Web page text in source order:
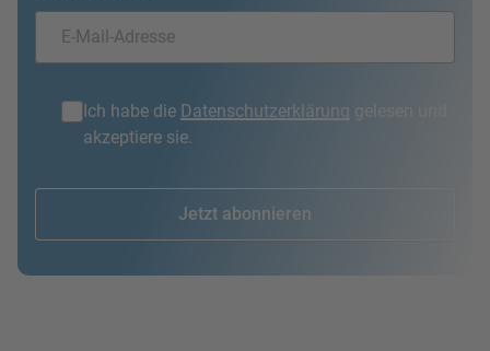
Ich habe die Datenschutzerklärung gelesen und
akzeptiere sie.
Jetzt abonnieren